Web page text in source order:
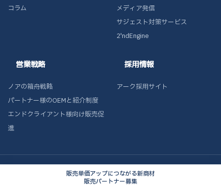
販売単価アップにつながる新商材
販売パートナー募集
コラム
メディア発信
サジェスト対策サービス
2'ndEngine
営業戦略
ノアの箱舟戦略
パートナー様のOEMと紹介制度
エンドクライアント様向け販売促
進
採用情報
アーク採用サイト
© 株式会社アテンド